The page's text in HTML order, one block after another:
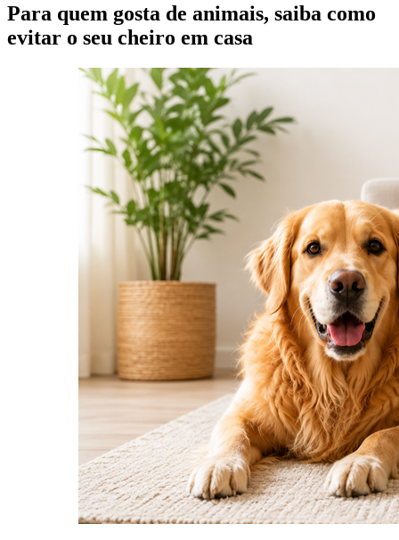
Para quem gosta de animais, saiba como
evitar o seu cheiro em casa